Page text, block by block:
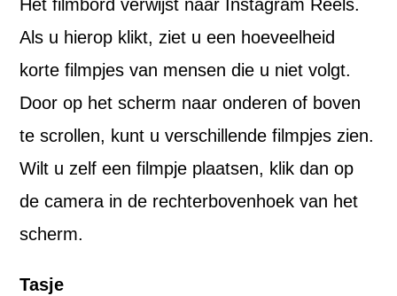
Het filmbord verwijst naar Instagram Reels.
Als u hierop klikt, ziet u een hoeveelheid
korte filmpjes van mensen die u niet volgt.
Door op het scherm naar onderen of boven
te scrollen, kunt u verschillende filmpjes zien.
Wilt u zelf een filmpje plaatsen, klik dan op
de camera in de rechterbovenhoek van het
scherm.
Tasje